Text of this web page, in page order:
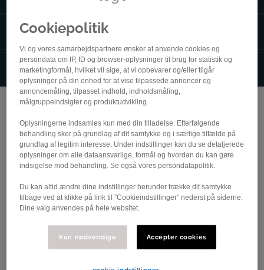
Flagpost
Klubfrivillig
Har du lyst til at komme helt tæt på cykelsporten og
være en del af oplevelsen på ruten? Så er rollen som
flagpost en oplagt mulighed.
Som flagpost bliver du en del af det hold, der er med til
at få cykelløbet til at glide på dagen. Du står placeret
nøglepunkter – hvor du hjælper med at skabe overblik
for både trafikanter og publikum.
Cookiepolitik
Vi og vores samarbejdspartnere ønsker at anvende cookies og
persondata om IP, ID og browser-oplysninger til brug for statistik og
marketingformål, hvilket vil sige, at vi opbevarer og/eller tilgår
oplysninger på din enhed for at vise tilpassede annoncer og
annoncemåling, tilpasset indhold, indholdsmåling,
målgruppeindsigter og produktudvikling.
Oplysningerne indsamles kun med din tilladelse. Efterfølgende
behandling sker på grundlag af dit samtykke og i særlige tilfælde på
grundlag af legitim interesse. Under indstillinger kan du se detaljerede
oplysninger om alle dataansvarlige, formål og hvordan du kan gøre
indsigelse mod behandling. Se også vores persondatapolitik.
Du kan altid ændre dine indstillinger herunder trække dit samtykke
tilbage ved at klikke på link til ”Cookieindstillinger” nederst på siderne.
Dine valg anvendes på hele websitet.
Kun nødvendige Accepter cookies